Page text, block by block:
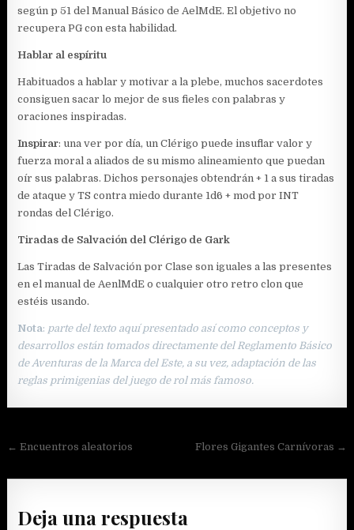
según p 51 del Manual Básico de AelMdE. El objetivo no
recupera PG con esta habilidad.
Hablar al espíritu
Habituados a hablar y motivar a la plebe, muchos sacerdotes
consiguen sacar lo mejor de sus fieles con palabras y
oraciones inspiradas.
Inspirar: una ver por día, un Clérigo puede insuflar valor y
fuerza moral a aliados de su mismo alineamiento que puedan
oír sus palabras. Dichos personajes obtendrán + 1 a sus tiradas
de ataque y TS contra miedo durante 1d6 + mod por INT
rondas del Clérigo.
Tiradas de Salvación del Clérigo de Gark
Las Tiradas de Salvación por Clase son iguales a las presentes
en el manual de AenlMdE o cualquier otro retro clon que
estéis usando.
Nota: parte del texto aquí presentado así como conceptos y
desarrollos están tomados directamente del Reglamento Básico
de Aventuras de la Marca del Este, a su vez, adaptación de las
reglas primigenias del juego de rol más famoso.
Navegación
de
← Encuentros aleatorios Flores Gigantes Carnívoras →
Deja una respuesta